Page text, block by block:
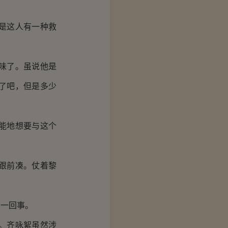
这人有一种救
了。虽说他是
吧，但是多少
地想要与这个
前凑。仗着黎
回事。
齐咏絮虽然涉